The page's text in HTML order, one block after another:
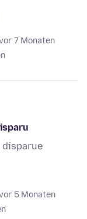
7 Monaten
disparue
5 Monaten